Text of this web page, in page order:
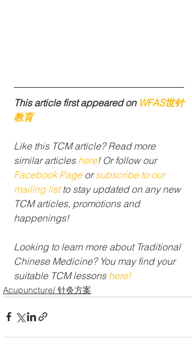
This article first appeared on WFAS世针
教育
Like this TCM article? Read more
similar articles here! Or follow our
Facebook Page or subscribe to our
mailing list to stay updated on any new
TCM articles, promotions and
happenings!
Looking to learn more about Traditional
Chinese Medicine? You may find your
suitable TCM lessons here!
Acupuncture/ 针灸方案